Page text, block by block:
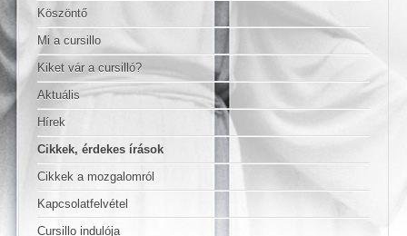
Köszöntő
Mi a cursillo
Kiket vár a cursilló?
Aktuális
Hírek
Cikkek, érdekes írások
Cikkek a mozgalomról
Kapcsolatfelvétel
Cursillo indulója